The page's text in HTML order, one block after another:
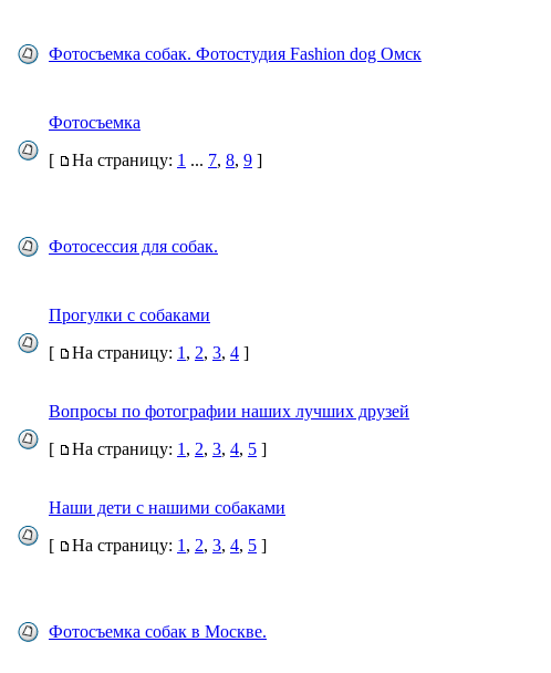
Фотосъемка собак. Фотостудия Fashion dog Омск
Фотосъемка
[
На страницу: 1 ... 7, 8, 9 ]
Фотосессия для собак.
Прогулки с собаками
[
На страницу: 1 , 2, 3, 4 ]
Вопросы по фотографии наших лучших друзей
[
На страницу: 1 , 2, 3, 4, 5 ]
Наши дети с нашими собаками
[
На страницу: 1 , 2, 3, 4, 5 ]
Фотосъемка собак в Москве.